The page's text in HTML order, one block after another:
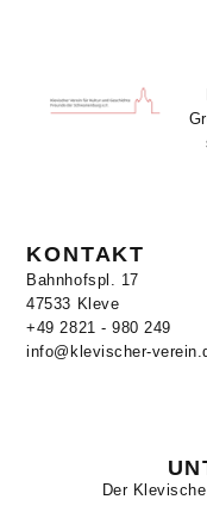
KONTAKT
Bahnhofspl. 17
47533 Kleve
+49 2821 - 980 249
info@klevischer-
Der